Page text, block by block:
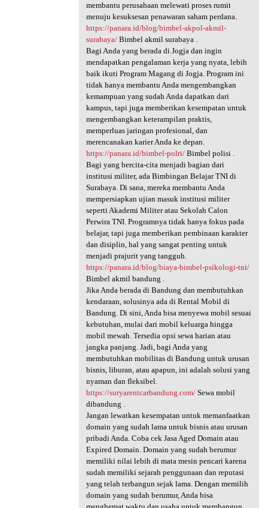
membantu perusahaan melewati proses rumit
menuju kesuksesan penawaran saham perdana.
https://panara.id/blog/bimbel-akpol-akmil-
surabaya/Bimbel akmil surabaya .
Bagi Anda yang berada di Jogja dan ingin
mendapatkan pengalaman kerja yang nyata, lebih
baik ikuti Program Magang di Jogja. Program ini
tidak hanya membantu Anda mengembangkan
kemampuan yang sudah Anda dapatkan dari
kampus, tapi juga memberikan kesempatan untuk
mengembangkan keterampilan praktis,
memperluas jaringan profesional, dan
merencanakan karier Anda ke depan.
https://panara.id/bimbel-polri/Bimbel polisi .
Bagi yang bercita-cita menjadi bagian dari
institusi militer, ada Bimbingan Belajar TNI di
Surabaya. Di sana, mereka membantu Anda
mempersiapkan ujian masuk institusi militer
seperti Akademi Militer atau Sekolah Calon
Perwira TNI. Programnya tidak hanya fokus pada
belajar, tapi juga memberikan pembinaan karakter
dan disiplin, hal yang sangat penting untuk
menjadi prajurit yang tangguh.
https://panara.id/blog/biaya-bimbel-psikologi-tni/
Bimbel akmil bandung .
Jika Anda berada di Bandung dan membutuhkan
kendaraan, solusinya ada di Rental Mobil di
Bandung. Di sini, Anda bisa menyewa mobil sesuai
kebutuhan, mulai dari mobil keluarga hingga
mobil mewah. Tersedia opsi sewa harian atau
jangka panjang. Jadi, bagi Anda yang
membutuhkan mobilitas di Bandung untuk urusan
bisnis, liburan, atau apapun, ini adalah solusi yang
nyaman dan fleksibel.
https://suryarentcarbandung.com/Sewa mobil
dibandung .
Jangan lewatkan kesempatan untuk memanfaatkan
domain yang sudah lama untuk bisnis atau urusan
pribadi Anda. Coba cek Jasa Aged Domain atau
Expired Domain. Domain yang sudah berumur
memiliki nilai lebih di mata mesin pencari karena
sudah memiliki sejarah penggunaan dan reputasi
yang telah terbangun sejak lama. Dengan memilih
domain yang sudah berumur, Anda bisa